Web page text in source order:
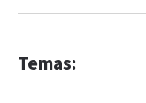
Temas: